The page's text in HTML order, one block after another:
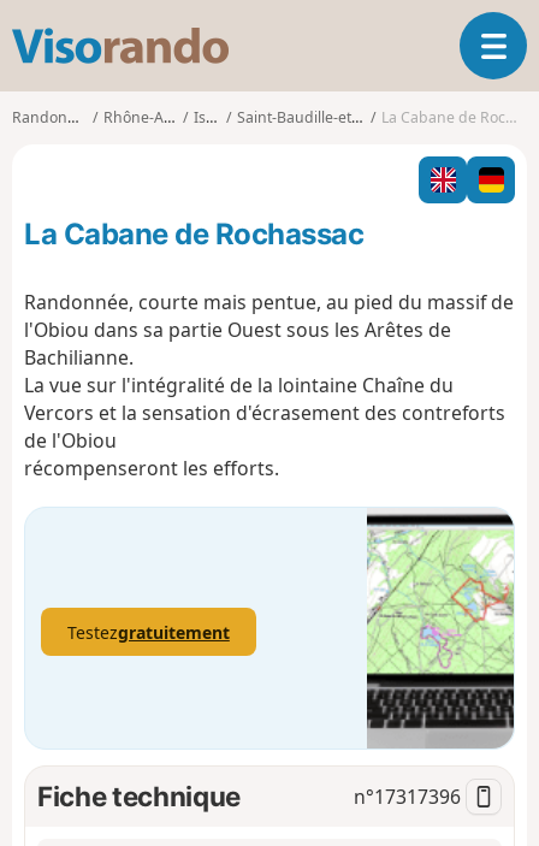
s
o
o
O
u
i
r
l
v
t
Randonnées Rhône-Alpes Isère Saint-Baudille-et-Pipet La Cabane de Rochassac
La Cabane de Rochassac
Randonnée, courte mais pentue, au pied du massif de
l'Obiou dans sa partie Ouest sous les Arêtes de
Bachilianne.
La vue sur l'intégralité de la lointaine Chaîne du
Vercors et la sensation d'écrasement des contreforts
de l'Obiou
récompenseront les efforts.
Testezgratuitement
Fiche technique n°17317396